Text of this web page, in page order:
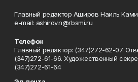
Главный редактор Аширов Наиль
e-mail: ashirov.n@rbsmi.ru
Телефон
Главный редактор: (347)272-62-07.
(347)272-61-66. Художественный
(347)272-61-64